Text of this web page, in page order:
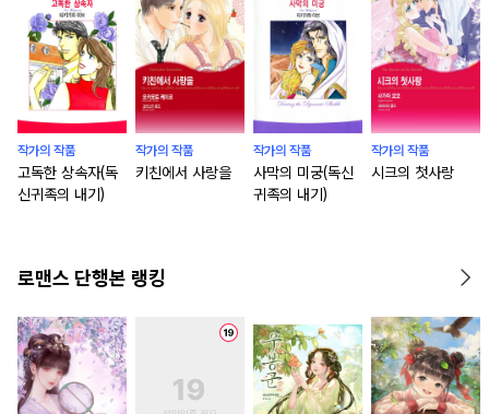
작가의 작품
고독한 상속자(독
신귀족의 내기)
작가의 작품
키친에서 사랑을
작가의 작품
사막의 미궁(독신
귀족의 내기)
작가의 작품
시크의 첫사랑
로맨스 단행본 랭킹